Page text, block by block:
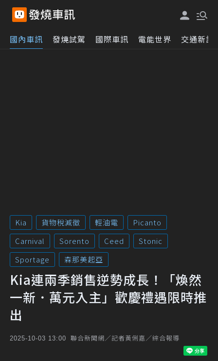
國內車訊 發燒試駕 國際車訊 電能世界 交通新訊
Kia 貨物稅減徵 輕油電
Picanto
Carnival
Sorento Ceed
Stonic
Sportage
森那美起亞
Kia連兩季銷售逆勢成長！「煥然
一新．萬元入主」歡慶禮遇限時推
出
2025-10-03 13:00 聯合新聞網／記者黃俐嘉／綜合報導